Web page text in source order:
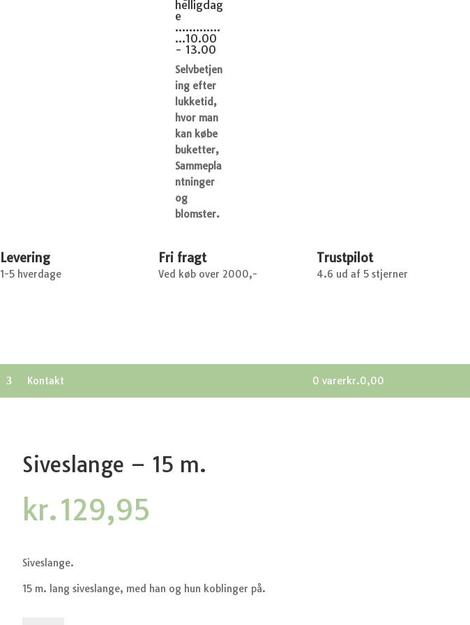
helligdag
e
.............
...10.00
- 13.00
Selvbetjen
ing efter
lukketid,
hvor man
kan købe
buketter,
Sammepla
ntninger
og
blomster.
Levering
1-5 hverdage
Fri fragt
Ved køb over 2000,-
Trustpilot
4.6 ud af 5 stjerner
Kontakt 0 varerkr.0,00
Siveslange – 15 m.
kr.129,95
Siveslange.
15 m. lang siveslange, med han og hun koblinger på.